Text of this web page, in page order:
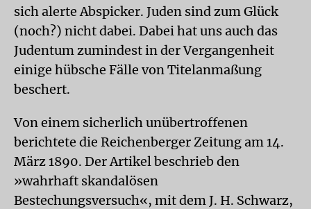
sich alerte Abspicker. Juden sind zum Glück
(noch?) nicht dabei. Dabei hat uns auch das
Judentum zumindest in der Vergangenheit
einige hübsche Fälle von Titelanmaßung
beschert.
Von einem sicherlich unübertroffenen
berichtete die Reichenberger Zeitung am 14.
März 1890. Der Artikel beschrieb den
»wahrhaft skandalösen
Bestechungsversuch«, mit dem J. H. Schwarz,